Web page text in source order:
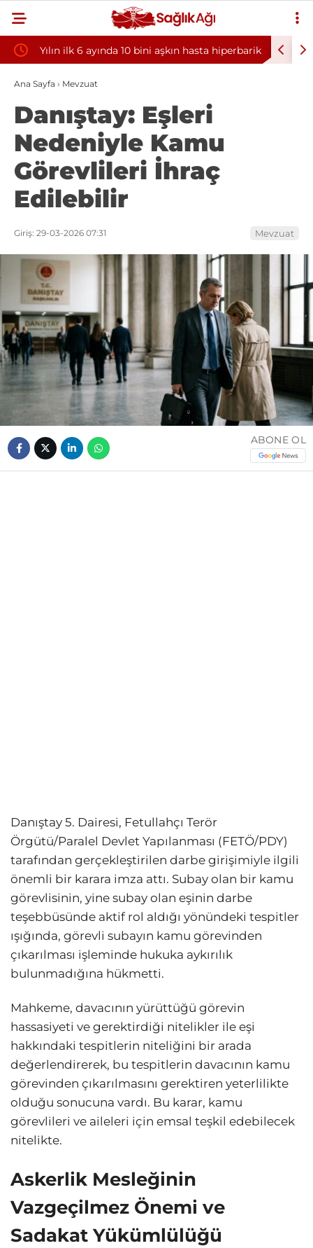
Yılın ilk 6 ayında 10 bini aşkın hasta hiperbarik
oksijen tedavisinden yararlandı
Diş eti
Ana Sayfa › Mevzuat
Danıştay: Eşleri
Nedeniyle Kamu
Görevlileri İhraç
Edilebilir
Giriş: 29-03-2026 07:31 Mevzuat
ABONE OL
Danıştay 5. Dairesi, Fetullahçı Terör
Örgütü/Paralel Devlet Yapılanması (FETÖ/PDY)
tarafından gerçekleştirilen darbe girişimiyle ilgili
önemli bir karara imza attı. Subay olan bir kamu
görevlisinin, yine subay olan eşinin darbe
teşebbüsünde aktif rol aldığı yönündeki tespitler
ışığında, görevli subayın kamu görevinden
çıkarılması işleminde hukuka aykırılık
bulunmadığına hükmetti.
Mahkeme, davacının yürüttüğü görevin
hassasiyeti ve gerektirdiği nitelikler ile eşi
hakkındaki tespitlerin niteliğini bir arada
değerlendirerek, bu tespitlerin davacının kamu
görevinden çıkarılmasını gerektiren yeterlilikte
olduğu sonucuna vardı. Bu karar, kamu
görevlileri ve aileleri için emsal teşkil edebilecek
nitelikte.
Askerlik Mesleğinin
Vazgeçilmez Önemi ve
Sadakat Yükümlülüğü